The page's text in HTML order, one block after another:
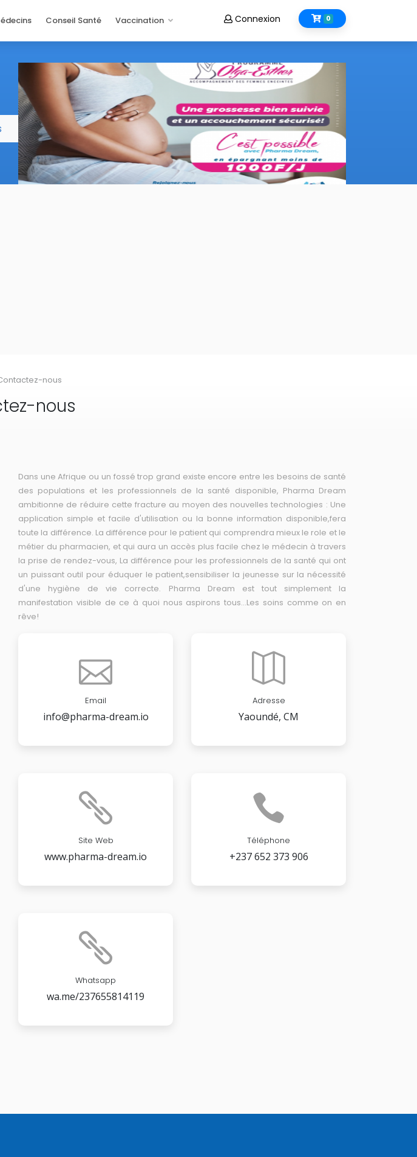
Conseil Santé Vaccination 0
Connexion
nous
nous
Dans une Afrique ou un fossé trop grand existe encore entre les besoins de santé
des populations et les professionnels de la santé disponible, Pharma Dream
ambitionne de réduire cette fracture au moyen des nouvelles technologies : Une
application simple et facile d'utilisation ou la bonne information disponible,fera
toute la différence. La différence pour le patient qui comprendra mieux le role et le
métier du pharmacien, et qui aura un accès plus facile chez le médecin à travers
la prise de rendez-vous, La différence pour les professionnels de la santé qui ont
un puissant outil pour éduquer le patient,sensibiliser la jeunesse sur la nécessité
d'une hygiène de vie correcte. Pharma Dream est tout simplement la
manifestation visible de ce à quoi nous aspirons tous...Les soins comme on en
rêve!
Email
info@pharma-dream.io
Adresse
Yaoundé, CM
Site Web
www.pharma-dream.io
Téléphone
+237 652 373 906
Whatsapp
wa.me/237655814119